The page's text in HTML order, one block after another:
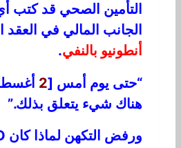
التأمين الصحي قد
الجانب المالي في العقد
أنطونيو بالنفي.
“حتى يوم أمس [2
هناك شيء يتعلق بذلك.”